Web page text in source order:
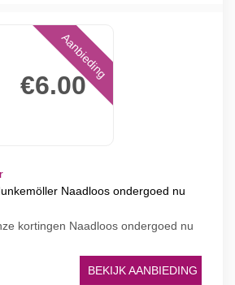
€6.00
Aanbieding
Naadloos ondergoed nu
kortingen Naadloos ondergoed nu
BEKIJK AANBIEDING